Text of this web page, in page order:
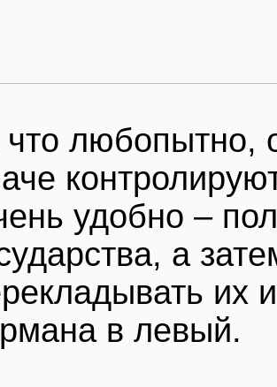
любопытно,
удобно –
а
их
в левый.